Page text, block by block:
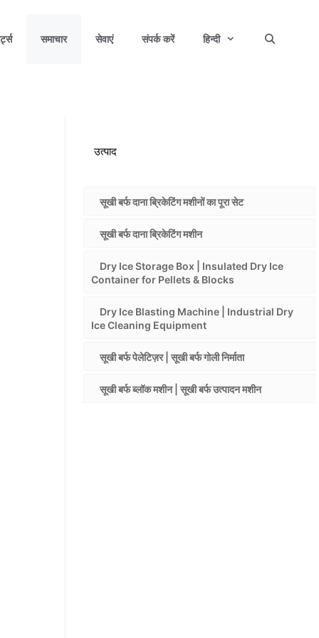
समाचार सेवाएं संपर्क करें हिन्दी
उत्पाद
सूखी बर्फ दाना ब्रिकेटिंग मशीनों का पूरा सेट
सूखी बर्फ दाना ब्रिकेटिंग मशीन
Dry Ice Storage Box | Insulated Dry Ice
Container for Pellets & Blocks
Dry Ice Blasting Machine | Industrial Dry
Ice Cleaning Equipment
सूखी बर्फ पेलेटिज़र | सूखी बर्फ गोली निर्माता
सूखी बर्फ ब्लॉक मशीन | सूखी बर्फ उत्पादन मशीन